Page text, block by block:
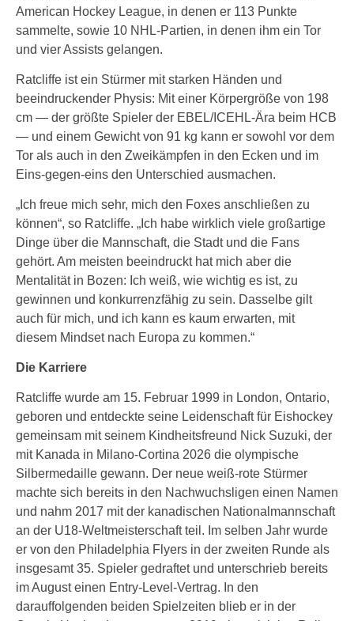
American Hockey League, in denen er 113 Punkte
sammelte, sowie 10 NHL-Partien, in denen ihm ein Tor
und vier Assists gelangen.
Ratcliffe ist ein Stürmer mit starken Händen und
beeindruckender Physis: Mit einer Körpergröße von 198
cm — der größte Spieler der EBEL/ICEHL-Ära beim HCB
— und einem Gewicht von 91 kg kann er sowohl vor dem
Tor als auch in den Zweikämpfen in den Ecken und im
Eins-gegen-eins den Unterschied ausmachen.
„Ich freue mich sehr, mich den Foxes anschließen zu
können“, so Ratcliffe. „Ich habe wirklich viele großartige
Dinge über die Mannschaft, die Stadt und die Fans
gehört. Am meisten beeindruckt hat mich aber die
Mentalität in Bozen: Ich weiß, wie wichtig es ist, zu
gewinnen und konkurrenzfähig zu sein. Dasselbe gilt
auch für mich, und ich kann es kaum erwarten, mit
diesem Mindset nach Europa zu kommen.“
Die Karriere
Ratcliffe wurde am 15. Februar 1999 in London, Ontario,
geboren und entdeckte seine Leidenschaft für Eishockey
gemeinsam mit seinem Kindheitsfreund Nick Suzuki, der
mit Kanada in Milano-Cortina 2026 die olympische
Silbermedaille gewann. Der neue weiß-rote Stürmer
machte sich bereits in den Nachwuchsligen einen Namen
und nahm 2017 mit der kanadischen Nationalmannschaft
an der U18-Weltmeisterschaft teil. Im selben Jahr wurde
er von den Philadelphia Flyers in der zweiten Runde als
insgesamt 35. Spieler gedraftet und unterschrieb bereits
im August einen Entry-Level-Vertrag. In den
darauffolgenden beiden Spielzeiten blieb er in der